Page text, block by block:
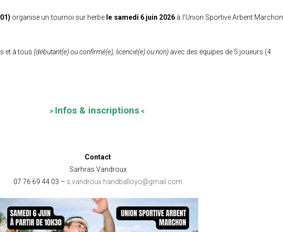
organise un tournoi sur herbe le samedi 6 juin 2026 à l’Union Sportive Arbent Marchon
et à tous (débutant(e) ou confirmé(e), licencié(e) ou non) avec des équipes de 5 joueurs (4
> Infos & inscriptions <
Contact
Sarhras Vandroux
07 76 69 44 03 – s.vandroux.handballoyo@gmail.com